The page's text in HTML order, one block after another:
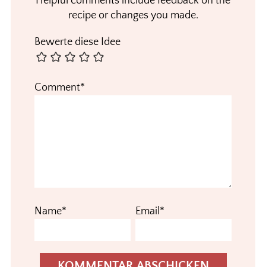
recipe or changes you made.
Bewerte diese Idee
Comment*
Name* Email*